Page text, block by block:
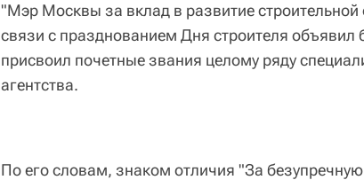
"Мэр Москвы за вклад в развитие
связи с празднованием Дня строителя объявил
присвоил почетные звания целому ряду
агентства.
По его словам, знаком отличия "За